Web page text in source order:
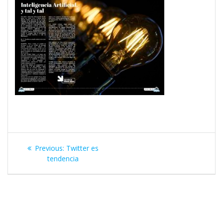
Navegación
Previous: Previous
post:
Twitter es
tendencia